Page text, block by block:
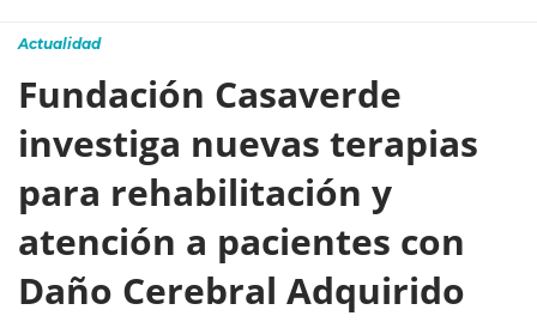
Actualidad
Fundación Casaverde
investiga nuevas terapias
para rehabilitación y
atención a pacientes con
Daño Cerebral Adquirido